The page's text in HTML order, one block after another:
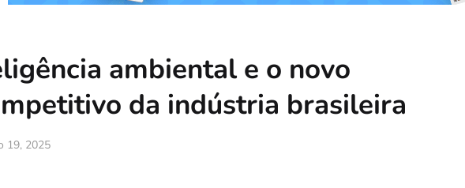
ambiental e o novo
da indústria brasileira
19, 2025